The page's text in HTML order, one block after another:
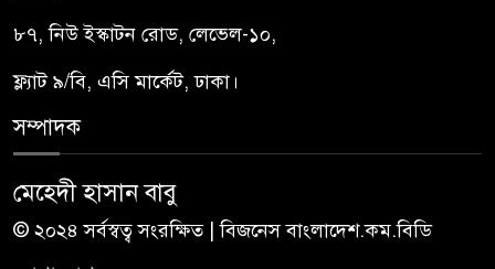
৮৭, নিউ ইস্কাটন রোড, লেভেল-১০,
ফ্ল্যাট ৯/বি, এসি মার্কেট, ঢাকা।
সম্পাদক
মেহেদী হাসান বাবু
© ২০২৪ সর্বস্বত্ব সংরক্ষিত | বিজনেস বাংলাদেশ.কম.বিডি